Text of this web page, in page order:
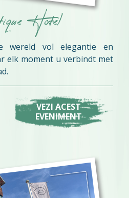
Hotel
wereld vol elegantie en
elk moment u verbindt met
VEZI ACEST
EVENIMENT